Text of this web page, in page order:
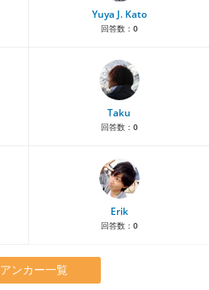
Yuya J. Kato
回答数： 0
Taku
回答数： 0
Erik
回答数： 0
アンカー一覧